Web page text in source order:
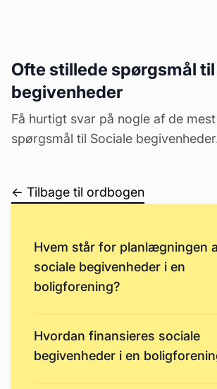
Ofte stillede spørgsmål
begivenheder
Få hurtigt svar på nogle af de
spørgsmål til Sociale
← Tilbage til ordbogen
Hvem står for planlægningen
sociale begivenheder i en
boligforening?
Hvordan finansieres sociale
begivenheder i en